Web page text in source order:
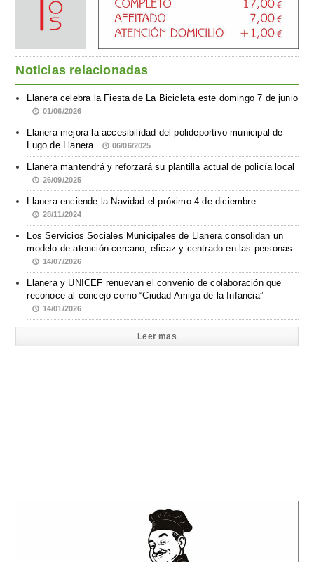
Noticias relacionadas
Llanera celebra la Fiesta de La Bicicleta este domingo 7 de junio
01/06/2026
Llanera mejora la accesibilidad del polideportivo municipal de
Lugo de Llanera
06/06/2025
Llanera mantendrá y reforzará su plantilla actual de policía local
26/09/2025
Llanera enciende la Navidad el próximo 4 de diciembre
28/11/2024
Los Servicios Sociales Municipales de Llanera consolidan un
modelo de atención cercano, eficaz y centrado en las personas
14/07/2026
Llanera y UNICEF renuevan el convenio de colaboración que
reconoce al concejo como “Ciudad Amiga de la Infancia”
14/01/2026
Leer mas